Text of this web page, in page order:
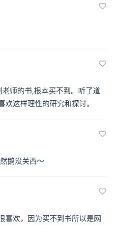
师的书,根本买不到。听了道
这样理性的研究和探讨。
鹅没关西～
喜欢，因为买不到书所以是网